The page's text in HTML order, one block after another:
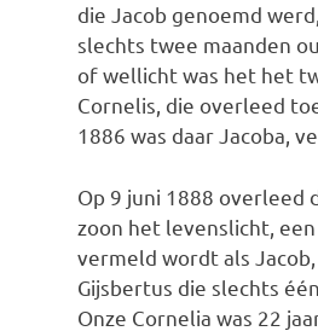
die Jacob genoemd
slechts twee maanden
of wellicht was het het
Cornelis, die overleed
1886 was daar Jacoba,
Op 9 juni 1888 overleed
zoon het levenslicht,
vermeld wordt als
Gijsbertus die slechts
Onze Cornelia was 22